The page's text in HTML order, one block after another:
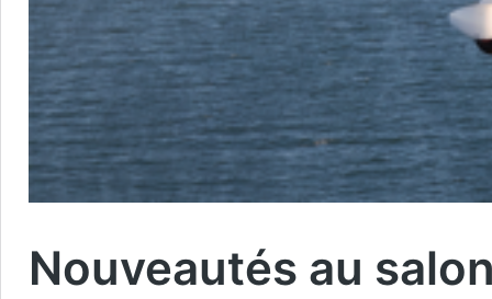
Nouveautés au